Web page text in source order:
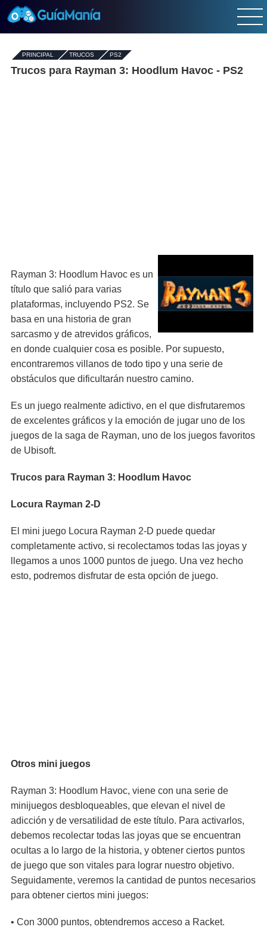
PRINCIPAL - TRUCOS- PS2
Trucos para Rayman 3: Hoodlum Havoc - PS2
Rayman 3: Hoodlum Havoc es un
título que salió para varias
plataformas, incluyendo PS2. Se
basa en una historia de gran
sarcasmo y de atrevidos gráficos,
en donde cualquier cosa es posible. Por supuesto,
encontraremos villanos de todo tipo y una serie de
obstáculos que dificultarán nuestro camino.
Es un juego realmente adictivo, en el que disfrutaremos
de excelentes gráficos y la emoción de jugar uno de los
juegos de la saga de Rayman, uno de los juegos favoritos
de Ubisoft.
Trucos para Rayman 3: Hoodlum Havoc
Locura Rayman 2-D
El mini juego Locura Rayman 2-D puede quedar
completamente activo, si recolectamos todas las joyas y
llegamos a unos 1000 puntos de juego. Una vez hecho
esto, podremos disfrutar de esta opción de juego.
Otros mini juegos
Rayman 3: Hoodlum Havoc, viene con una serie de
minijuegos desbloqueables, que elevan el nivel de
adicción y de versatilidad de este título. Para activarlos,
debemos recolectar todas las joyas que se encuentran
ocultas a lo largo de la historia, y obtener ciertos puntos
de juego que son vitales para lograr nuestro objetivo.
Seguidamente, veremos la cantidad de puntos necesarios
para obtener ciertos mini juegos:
• Con 3000 puntos, obtendremos acceso a Racket.